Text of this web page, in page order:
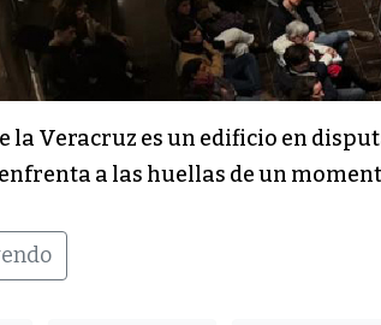
la Veracruz es un edificio en
a las huellas de un